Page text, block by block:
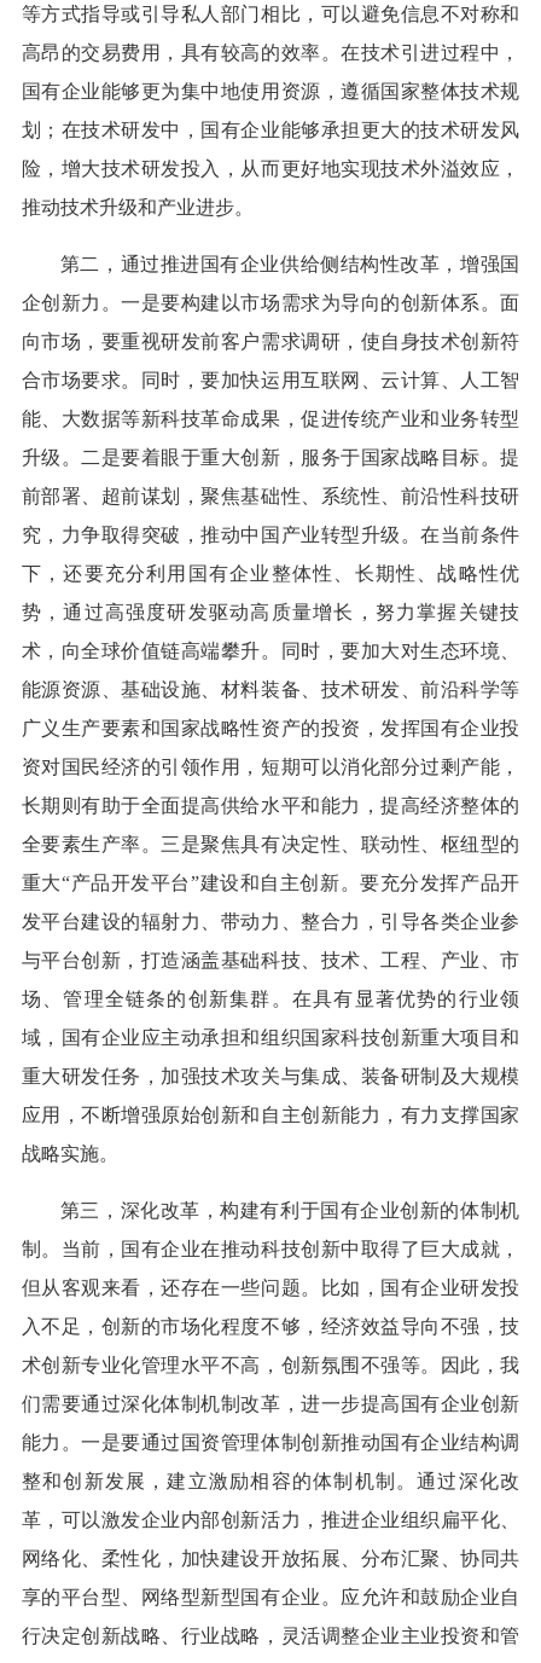
等方式指导或引导私人部门相比，可以避免信息不对称和
高昂的交易费用，具有较高的效率。在技术引进过程中，
国有企业能够更为集中地使用资源，遵循国家整体技术规
划；在技术研发中，国有企业能够承担更大的技术研发风
险，增大技术研发投入，从而更好地实现技术外溢效应，
推动技术升级和产业进步。
第二，通过推进国有企业供给侧结构性改革，增强国
企创新力。一是要构建以市场需求为导向的创新体系。面
向市场，要重视研发前客户需求调研，使自身技术创新符
合市场要求。同时，要加快运用互联网、云计算、人工智
能、大数据等新科技革命成果，促进传统产业和业务转型
升级。二是要着眼于重大创新，服务于国家战略目标。提
前部署、超前谋划，聚焦基础性、系统性、前沿性科技研
究，力争取得突破，推动中国产业转型升级。在当前条件
下，还要充分利用国有企业整体性、长期性、战略性优
势，通过高强度研发驱动高质量增长，努力掌握关键技
术，向全球价值链高端攀升。同时，要加大对生态环境、
能源资源、基础设施、材料装备、技术研发、前沿科学等
广义生产要素和国家战略性资产的投资，发挥国有企业投
资对国民经济的引领作用，短期可以消化部分过剩产能，
长期则有助于全面提高供给水平和能力，提高经济整体的
全要素生产率。三是聚焦具有决定性、联动性、枢纽型的
重大“产品开发平台”建设和自主创新。要充分发挥产品开
发平台建设的辐射力、带动力、整合力，引导各类企业参
与平台创新，打造涵盖基础科技、技术、工程、产业、市
场、管理全链条的创新集群。在具有显著优势的行业领
域，国有企业应主动承担和组织国家科技创新重大项目和
重大研发任务，加强技术攻关与集成、装备研制及大规模
应用，不断增强原始创新和自主创新能力，有力支撑国家
战略实施。
第三，深化改革，构建有利于国有企业创新的体制机
制。当前，国有企业在推动科技创新中取得了巨大成就，
但从客观来看，还存在一些问题。比如，国有企业研发投
入不足，创新的市场化程度不够，经济效益导向不强，技
术创新专业化管理水平不高，创新氛围不强等。因此，我
们需要通过深化体制机制改革，进一步提高国有企业创新
能力。一是要通过国资管理体制创新推动国有企业结构调
整和创新发展，建立激励相容的体制机制。通过深化改
革，可以激发企业内部创新活力，推进企业组织扁平化、
网络化、柔性化，加快建设开放拓展、分布汇聚、协同共
享的平台型、网络型新型国有企业。应允许和鼓励企业自
行决定创新战略、行业战略，灵活调整企业主业投资和管